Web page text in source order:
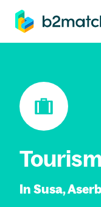
springen
In Susa,